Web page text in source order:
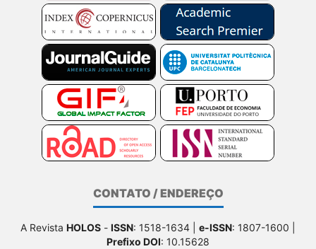
CONTATO / ENDEREÇO
A Revista HOLOS - ISSN: 1518-1634 | e-ISSN: 1807-1600 |
Prefixo DOI: 10.15628